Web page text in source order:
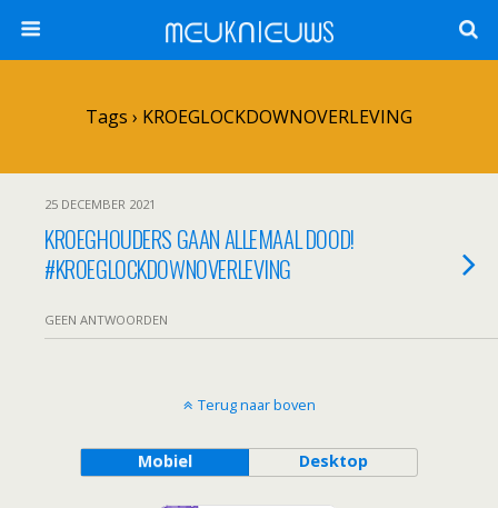
ᗰᕮᑌKᑎIᕮᑌᗯS
Tags › KROEGLOCKDOWNOVERLEVING
25 DECEMBER 2021
KROEGHOUDERS GAAN ALLEMAAL DOOD!
#KROEGLOCKDOWNOVERLEVING
GEEN ANTWOORDEN
Terug naar boven
Mobiel Desktop